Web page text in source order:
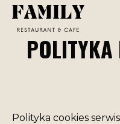
Przejdź
treściPOLITYKA
Polityka cookies